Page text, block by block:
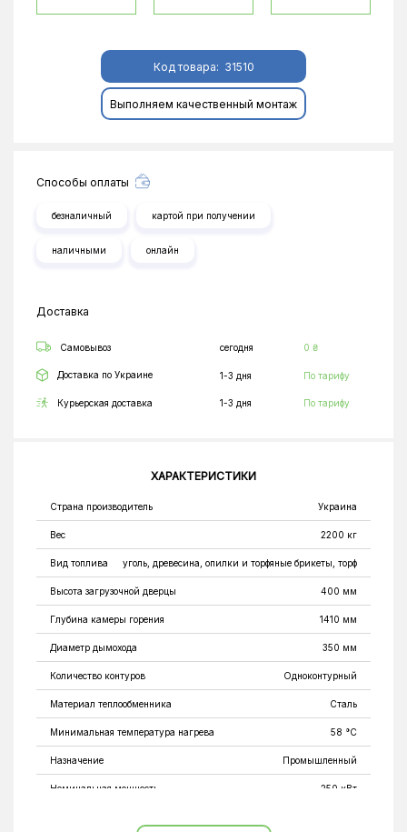
Код товара: 31510
Выполняем качественный монтаж
Способы оплаты
безналичный картой при получении
наличными онлайн
Доставка
Самовывоз сегодня 0 ₴
Доставка по Украине 1-3 дня По тарифу
Курьерская доставка 1-3 дня По тарифу
ХАРАКТЕРИСТИКИ
Страна производитель Украина
Вес 2200 кг
Вид топлива уголь, древесина, опилки и торфяные брикеты, торф
Высота загрузочной дверцы 400 мм
Глубина камеры горения 1410 мм
Диаметр дымохода 350 мм
Количество контуров Одноконтурный
Материал теплообменника Сталь
Минимальная температура нагрева 58 °C
Назначение Промышленный
Номинальная мощность 250 кВт